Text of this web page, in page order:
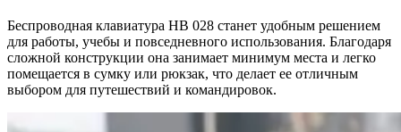
Беспроводная клавиатура HB 028 станет удобным решением
для работы, учебы и повседневного использования. Благодаря
сложной конструкции она занимает минимум места и легко
помещается в сумку или рюкзак, что делает ее отличным
выбором для путешествий и командировок.